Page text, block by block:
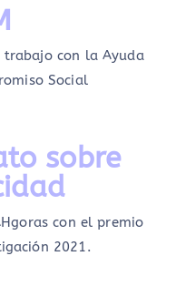
trabajo con la Ayuda
Social
sobre
con el premio
2021.